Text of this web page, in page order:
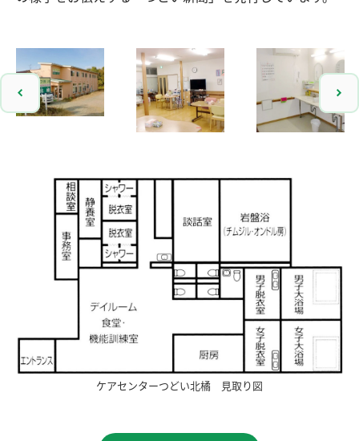
ケアセンターつどい北橘 見取り図